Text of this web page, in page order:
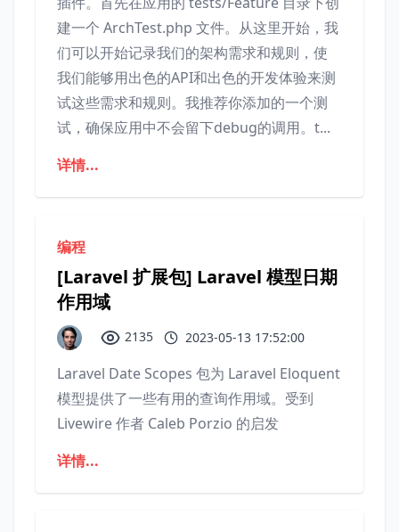
建一个 ArchTest.php 文件。从这里开始，我
们可以开始记录我们的架构需求和规则，使
我们能够用出色的API和出色的开发体验来测
试这些需求和规则。我推荐你添加的一个测
试，确保应用中不会留下debug的调用。t...
详情...
编程
[Laravel 扩展包] Laravel 模型日期
作用域
2135 2023-05-13 17:52:00
Laravel Date Scopes 包为 Laravel Eloquent
模型提供了一些有用的查询作用域。受到
Livewire 作者 Caleb Porzio 的启发
详情...